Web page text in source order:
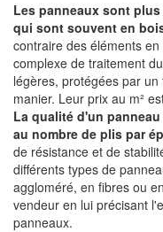
Les panneaux sont
qui sont souvent en
contraire des éléments
complexe de traitement
légères, protégées par
manier. Leur prix au m²
La qualité d'un
au nombre de plis par
de résistance et de
différents types de
aggloméré, en fibres ou
vendeur en lui précisant
panneaux.